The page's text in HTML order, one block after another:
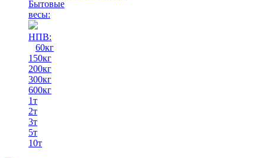
Бытовые
весы:
НПВ:
60кг
150кг
200кг
300кг
600кг
1т
2т
3т
5т
10т